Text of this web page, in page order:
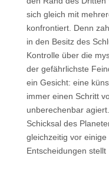
sich gleich mit
konfrontiert. Denn
in den Besitz des
Kontrolle über die
der gefährlichste
ein Gesicht: eine
immer einen Schritt
unberechenbar
Schicksal des
gleichzeitig vor
Entscheidungen stellt